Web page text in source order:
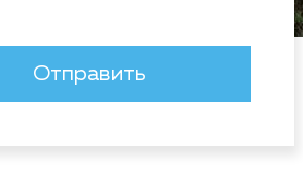
Отправить